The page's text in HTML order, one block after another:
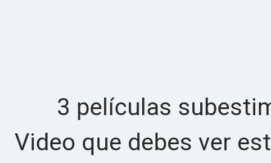
3 películas
Video que debes ver